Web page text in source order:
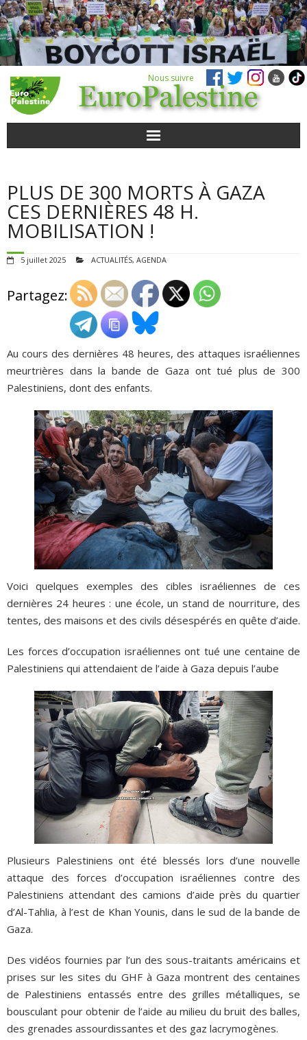
Nous suivre
POUR AGIR
AGENDA
VIDÉOS
QUI SOMMES-NOUS ?
ADHÉSIONS, DONS, CONTACT
PLUS DE 300 MORTS À GAZA
CES DERNIÈRES 48 H.
MOBILISATION !
5 juillet 2025 ACTUALITÉS, AGENDA
Partagez:
Au cours des dernières 48 heures, des attaques israéliennes
meurtrières dans la bande de Gaza ont tué plus de 300
Palestiniens, dont des enfants.
Voici quelques exemples des cibles israéliennes de ces
dernières 24 heures : une école, un stand de nourriture, des
tentes, des maisons et des civils désespérés en quête d’aide.
Les forces d’occupation israéliennes ont tué une centaine de
Palestiniens qui attendaient de l’aide à Gaza depuis l’aube
Plusieurs Palestiniens ont été blessés lors d’une nouvelle
attaque des forces d’occupation israéliennes contre des
Palestiniens attendant des camions d’aide près du quartier
d’Al-Tahlia, à l’est de Khan Younis, dans le sud de la bande de
Gaza.
Des vidéos fournies par l’un des sous-traitants américains et
prises sur les sites du GHF à Gaza montrent des centaines
de Palestiniens entassés entre des grilles métalliques, se
bousculant pour obtenir de l’aide au milieu du bruit des balles,
des grenades assourdissantes et des gaz lacrymogènes.